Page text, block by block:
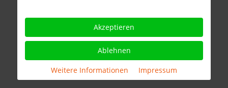
Akzeptieren
Ablehnen
Weitere Informationen Impressum